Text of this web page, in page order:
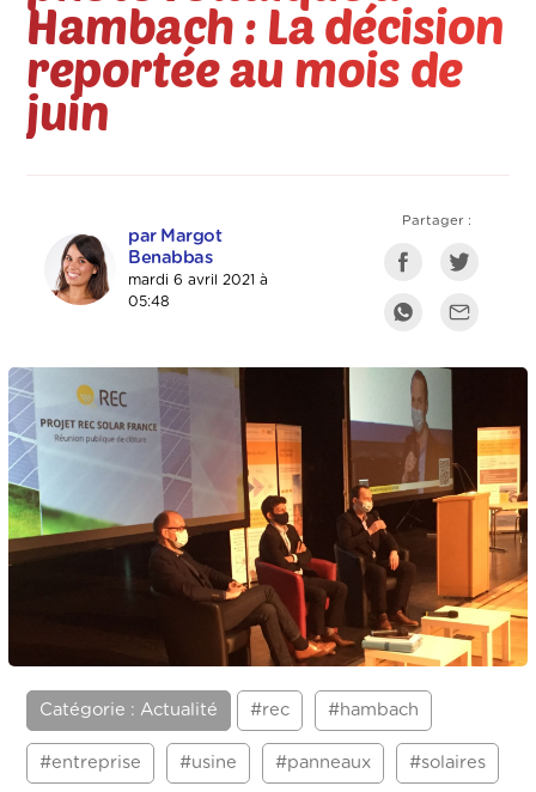
Hambach : La décision
reportée au mois de
juin
par Margot
Benabbas
mardi 6 avril 2021 à
05:48
Partager :
Catégorie : Actualité #rec #hambach
#entreprise #usine #panneaux #solaires